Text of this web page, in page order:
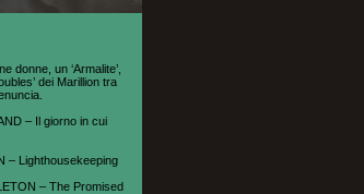
donne, un ‘Armalite’,
dei Marillion tra
– Il giorno in cui
– Lighthousekeeping
– The Promised